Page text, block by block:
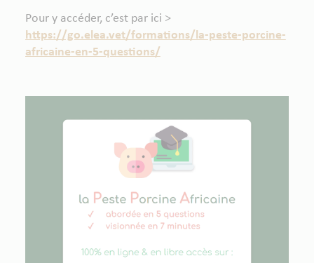
Pour y accéder, c’est par ici >
https://go.elea.vet/formations/la-peste-porcine-
africaine-en-5-questions/